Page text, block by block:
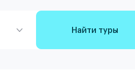
Найти туры